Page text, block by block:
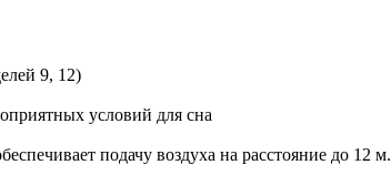
9, 12)
условий для сна
подачу воздуха на расстояние до 12 м.